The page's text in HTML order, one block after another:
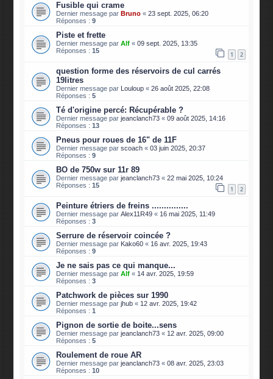
Fusible qui crame
Dernier message par Bruno «23 sept. 2025, 06:20
Réponses :9
Piste et frette
Dernier message parAlf «09 sept. 2025, 13:35
Réponses :15 1 2
question forme des réservoirs de cul carrés
19litres
Dernier message par Louloup «26 août 2025, 22:08
Réponses :5
Té d'origine percé: Récupérable ?
Dernier message parjeanclanch73 «09 août 2025, 14:16
Réponses :13
Pneus pour roues de 16" de 11F
Dernier message parscoach «03 juin 2025, 20:37
Réponses :9
BO de 750w sur 11r 89
Dernier message parjeanclanch73 «22 mai 2025, 10:24
Réponses :15 1 2
Peinture étriers de freins ...............
Dernier message parAlex11R49 « 16 mai 2025, 11:49
Réponses :3
Serrure de réservoir coincée ?
Dernier message par Kako60 « 16 avr. 2025, 19:43
Réponses :9
Je ne sais pas ce qui manque...
Dernier message parAlf « 14 avr. 2025, 19:59
Réponses :3
Patchwork de pièces sur 1990
Dernier message parjhub « 12 avr. 2025, 19:42
Réponses :1
Pignon de sortie de boite...sens
Dernier message parjeanclanch73 « 12 avr. 2025, 09:00
Réponses :5
Roulement de roue AR
Dernier message parjeanclanch73 «08 avr. 2025, 23:03
Réponses :10